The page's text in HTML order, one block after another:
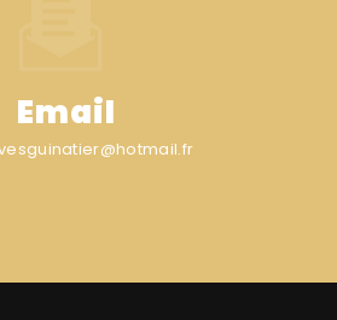
Email